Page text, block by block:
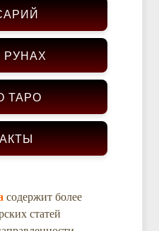
РУНАХ
ТАРО
содержит более
статей